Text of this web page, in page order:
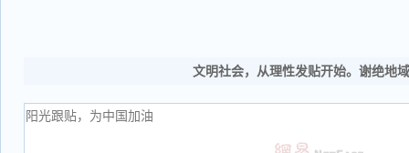
文明社会，从理性发贴开始。谢绝地